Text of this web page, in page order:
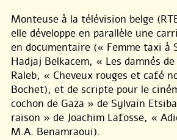
Monteuse à la télévision belge
elle développe en parallèle une
en documentaire (« Femme taxi à
Hadjaj Belkacem, « Les damnés
Raleb, « Cheveux rouges et café
Bochet), et de scripte pour le
cochon de Gaza » de Sylvain
raison » de Joachim Lafosse, «
M.A. Benamraoui).